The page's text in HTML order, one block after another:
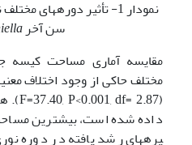
نمودار 1- تأثیر دوره­های
سن آخر
مقایسه آماری مساحت کیسه
مختلف حاکی از وجود اختلاف
پره­های رشد یافته در دوره